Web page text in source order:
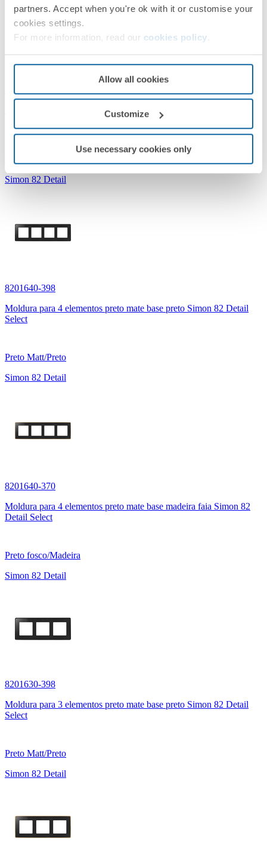
partners. Accept when you're ok with it or customise your
cookies settings.
For more information, read our cookies policy
Allow all cookies
Customize
Use necessary cookies only
Moldura para 2 elementos preto mate Simon 82 Detail Original
Simon 82 Detail
8201640-398
Moldura para 4 elementos preto mate base preto Simon 82 Detail
Select
Preto Matt/Preto
Simon 82 Detail
8201640-370
Moldura para 4 elementos preto mate base madeira faia Simon 82
Detail Select
Preto fosco/Madeira
Simon 82 Detail
8201630-398
Moldura para 3 elementos preto mate base preto Simon 82 Detail
Select
Preto Matt/Preto
Simon 82 Detail